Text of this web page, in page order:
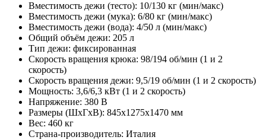
Вместимость дежи (тесто): 10/130 кг (мин/макс)
Вместимость дежи (мука): 6/80 кг (мин/макс)
Вместимость дежи (вода): 4/50 л (мин/макс)
Общий объём дежи: 205 л
Тип дежи: фиксированная
Скорость вращения крюка: 98/194 об/мин (1 и 2
скорость)
Скорость вращения дежи: 9,5/19 об/мин (1 и 2 скорость)
Мощность: 3,6/6,3 кВт (1 и 2 скорость)
Напряжение: 380 В
Размеры (ШхГхВ): 845х1275х1470 мм
Вес: 460 кг
Страна-производитель: Италия